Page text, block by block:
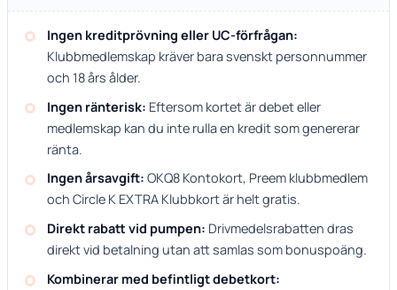
Ingen kreditprövning eller UC-förfrågan:
Klubbmedlemskap kräver bara svenskt personnummer
och 18 års ålder.
Ingen ränterisk: Eftersom kortet är debet eller
medlemskap kan du inte rulla en kredit som genererar
ränta.
Ingen årsavgift: OKQ8 Kontokort, Preem klubbmedlem
och Circle K EXTRA Klubbkort är helt gratis.
Direkt rabatt vid pumpen: Drivmedelsrabatten dras
direkt vid betalning utan att samlas som bonuspoäng.
Kombinerar med befintligt debetkort: